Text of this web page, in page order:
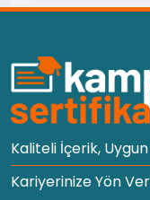
Kaliteli İçerik,
Kariyerinize Yön